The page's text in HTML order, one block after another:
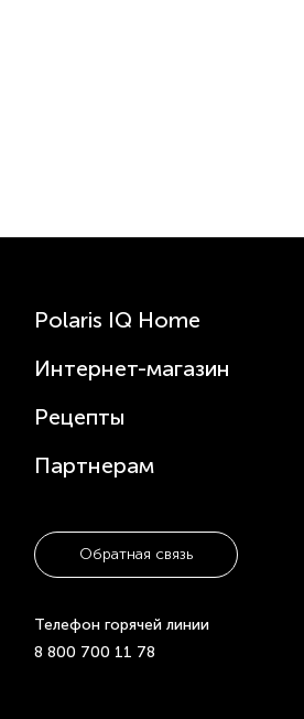
Polaris IQ Home
Интернет-магазин
Рецепты
Партнерам
Обратная связь
Телефон горячей линии
8 800 700 11 78